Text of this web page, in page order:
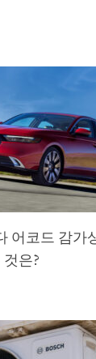
어코드 감가
은?